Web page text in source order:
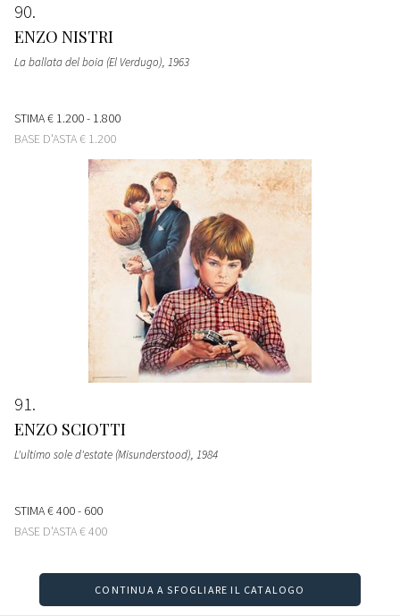
90
ENZO NISTRI
La ballata del boia (El Verdugo), 1963
STIMA€ 1.200 - 1.800
BASE D'ASTA€ 1.200
91
ENZO SCIOTTI
L'ultimo sole d'estate (Misunderstood), 1984
STIMA€ 400 - 600
BASE D'ASTA€ 400
CONTINUA A SFOGLIARE IL CATALOGO